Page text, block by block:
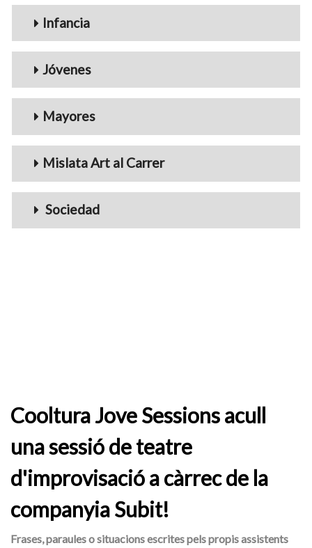
Infancia
Jóvenes
Mayores
Mislata Art al Carrer
Sociedad
Cooltura Jove Sessions acull
una sessió de teatre
d'improvisació a càrrec de la
companyia Subit!
Frases, paraules o situacions escrites pels propis assistents